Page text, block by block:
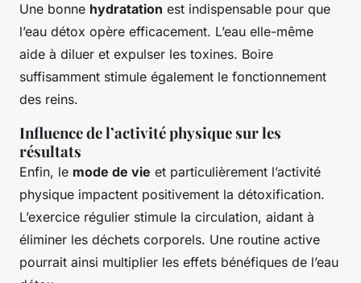
Une bonne hydratation est indispensable pour que
l’eau détox opère efficacement. L’eau elle-même
aide à diluer et expulser les toxines. Boire
suffisamment stimule également le fonctionnement
des reins.
Influence de l’activité physique sur les
résultats
Enfin, le mode de vie et particulièrement l’activité
physique impactent positivement la détoxification.
L’exercice régulier stimule la circulation, aidant à
éliminer les déchets corporels. Une routine active
pourrait ainsi multiplier les effets bénéfiques de l’eau